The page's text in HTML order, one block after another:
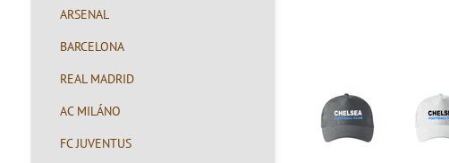
ARSENAL
BARCELONA
REAL MADRID
AC MILÁNO
FC JUVENTUS